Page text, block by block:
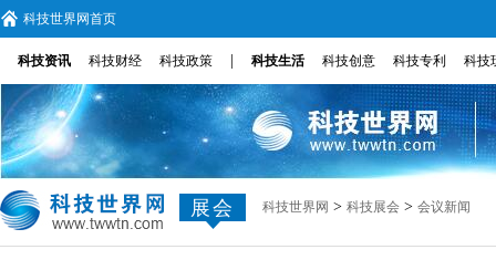
科技世界网首页
科技资讯 科技财经 科技政策 科技生活 科技创意 科技专利 科技
展会 科技世界网 > 科技展会 > 会议新闻